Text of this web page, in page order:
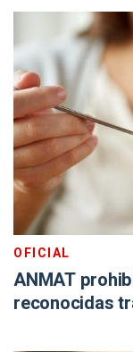
OFICIAL
ANMAT
reconocidas